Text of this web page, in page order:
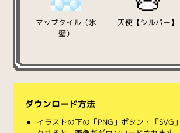
マップタイル（氷
壁）
天使【シルバー】
ダウンロード方法
イラストの下の「PNG」ボタン・「SVG